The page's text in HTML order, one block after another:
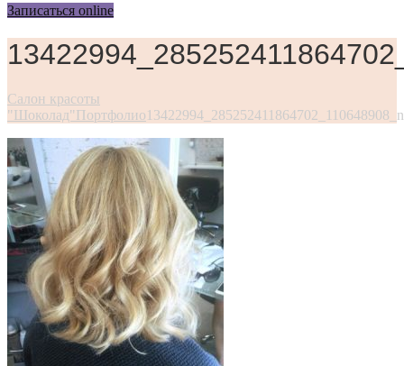
Записаться online
Салон красоты
"Шоколад"Портфолио 13422994_285252411864702_110648908_n